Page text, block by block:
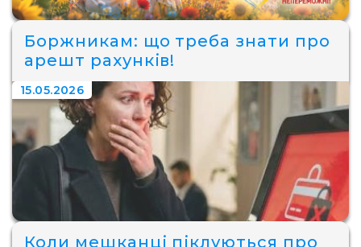
Боржникам: що треба знати про
арешт рахунків!
15.05.2026
Коли мешканці піклуються про